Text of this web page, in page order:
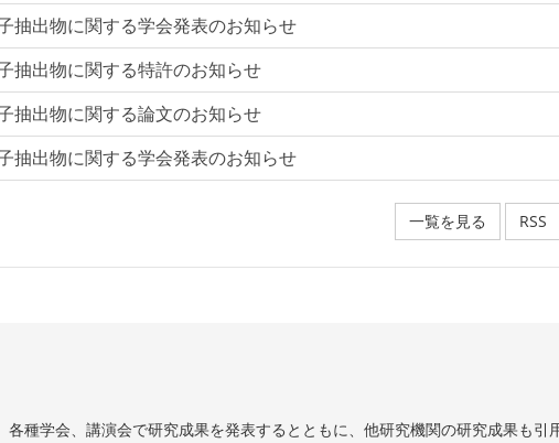
抽出物に関する学会発表のお知らせ
抽出物に関する特許のお知らせ
抽出物に関する論文のお知らせ
抽出物に関する学会発表のお知らせ
一覧を見る RSS
種学会、講演会で研究成果を発表するとともに、他研究機関の研究成果も